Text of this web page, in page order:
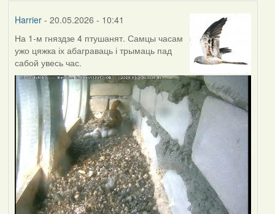
Harrier- 20.05.2026 - 10:41
На 1-м гняздзе 4 птушанят. Самцы часам
ужо цяжка іх абаграваць і трымаць пад
сабой увесь час.